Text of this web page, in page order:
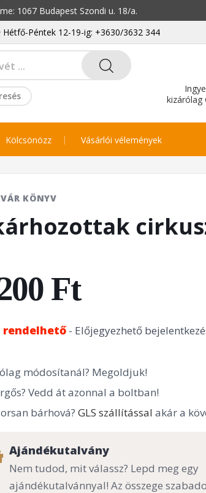
1067 Budapest Szondi u. 18/a.
Hétfő-Péntek 12-19-ig: +3630/3632 344
kizárólag
Kölcsönözz Vásárlói vélemények
KÖNYV
Ft
rendelhető- Előjegyezhető
módosítanál? Megoldjuk!
Vedd át azonnal a boltban!
bárhová? GLS szállítással akár a
Ajándékutalvány
Nem tudod, mit válassz? Lepd meg egy
ajándékutalvánnyal! Az összege